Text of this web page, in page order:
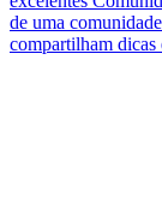
de uma
compartilham dicas